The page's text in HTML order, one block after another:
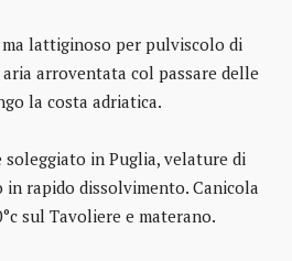
lattiginoso per pulviscolo di
arroventata col passare delle
la costa adriatica.
soleggiato in Puglia, velature di
rapido dissolvimento. Canicola
sul Tavoliere e materano.